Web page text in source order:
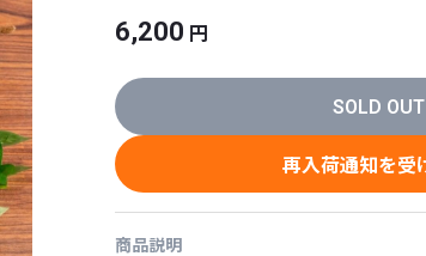
6,200 円
SOLD OUT
再入荷通知を受
商品説明